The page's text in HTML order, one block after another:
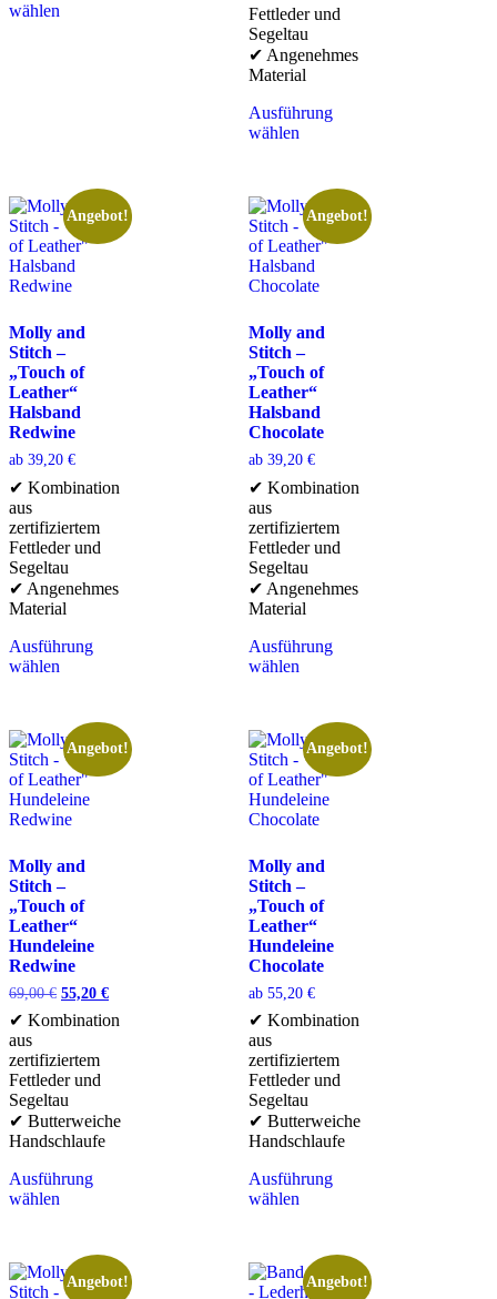
wählen
Fettleder und
Segeltau
✔ Angenehmes
Material
Ausführung
wählen
Angebot!
Molly and
Stitch –
„Touch of
Leather“
Halsband
Redwine
ab 39,20 €
✔ Kombination
aus
zertifiziertem
Fettleder und
Segeltau
✔ Angenehmes
Material
Ausführung
wählen
Angebot!
Molly and
Stitch –
„Touch of
Leather“
Halsband
Chocolate
ab 39,20 €
✔ Kombination
aus
zertifiziertem
Fettleder und
Segeltau
✔ Angenehmes
Material
Ausführung
wählen
Angebot!
Molly and
Stitch –
„Touch of
Leather“
Hundeleine
Redwine
69,00€ 55,20 €
✔ Kombination
aus
zertifiziertem
Fettleder und
Segeltau
✔ Butterweiche
Handschlaufe
Ausführung
wählen
Angebot!
Molly and
Stitch –
„Touch of
Leather“
Hundeleine
Chocolate
ab 55,20 €
✔ Kombination
aus
zertifiziertem
Fettleder und
Segeltau
✔ Butterweiche
Handschlaufe
Ausführung
wählen
Angebot! Angebot!